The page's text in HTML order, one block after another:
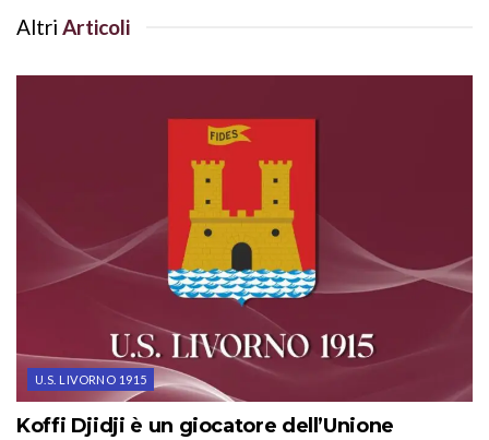
Altri Articoli
U.S. LIVORNO 1915
Koffi Djidji è un giocatore dell’Unione